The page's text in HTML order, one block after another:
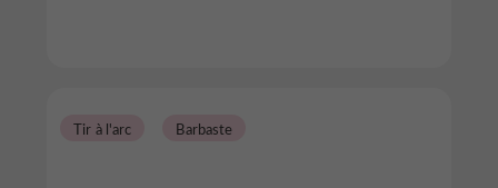
Tir à l'arc Barbaste